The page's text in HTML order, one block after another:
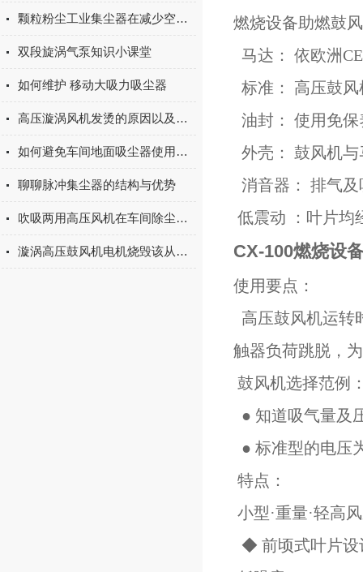
颗粒粉尘工业集尘器在减少空气污染中的作用
双段旋涡气泵知识小课堂
如何维护 移动大吸力吸尘器
高压漩涡风机发烫的原因以及怎么解决
如何避免车间地面吸尘器使用中的安全隐患
聊聊脉冲集尘器的结构与优势
吹吸两用高压风机在车间除尘中的应用与效果
漩涡高压鼓风机电机烧毁该从何处入手？
燃烧设备助燃鼓
马达： 依欧洲
标准： 高压鼓
油封： 使用免
外壳： 鼓风机
消音器： 排气
低震动 ：叶片均
CX-100燃烧设
使用要点：
高压鼓风机运转
触器负荷跳脱，
鼓风机选择范例
● 知道吸气量及
● 标准型的电压
特点：
小型·重量·轻高
◆ 前顷式叶片设